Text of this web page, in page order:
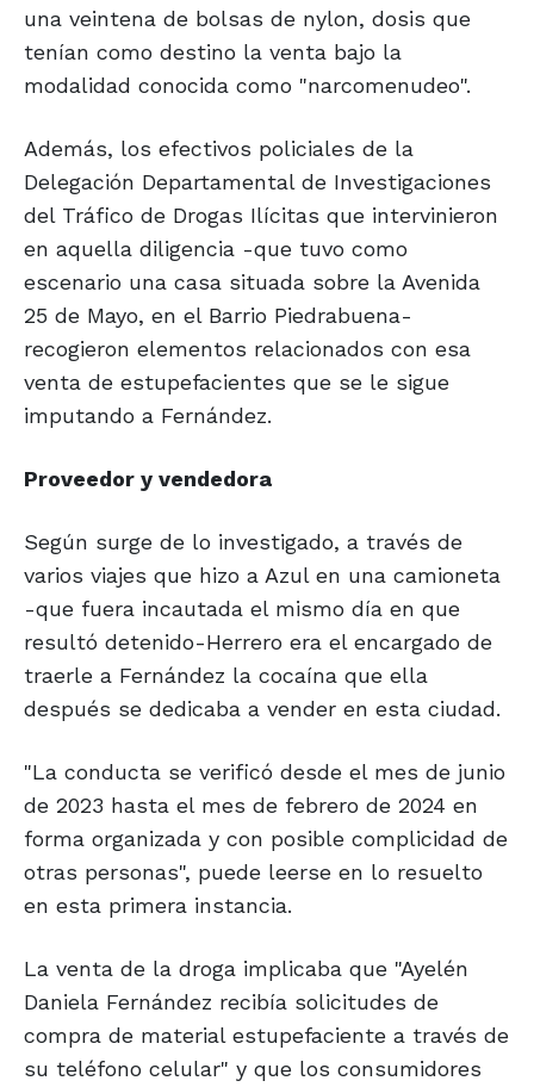
una veintena de bolsas de nylon, dosis que
tenían como destino la venta bajo la
modalidad conocida como "narcomenudeo".
Además, los efectivos policiales de la
Delegación Departamental de Investigaciones
del Tráfico de Drogas Ilícitas que intervinieron
en aquella diligencia -que tuvo como
escenario una casa situada sobre la Avenida
25 de Mayo, en el Barrio Piedrabuena-
recogieron elementos relacionados con esa
venta de estupefacientes que se le sigue
imputando a Fernández.
Proveedor y vendedora
Según surge de lo investigado, a través de
varios viajes que hizo a Azul en una camioneta
-que fuera incautada el mismo día en que
resultó detenido-Herrero era el encargado de
traerle a Fernández la cocaína que ella
después se dedicaba a vender en esta ciudad.
"La conducta se verificó desde el mes de junio
de 2023 hasta el mes de febrero de 2024 en
forma organizada y con posible complicidad de
otras personas", puede leerse en lo resuelto
en esta primera instancia.
La venta de la droga implicaba que "Ayelén
Daniela Fernández recibía solicitudes de
compra de material estupefaciente a través de
su teléfono celular" y que los consumidores